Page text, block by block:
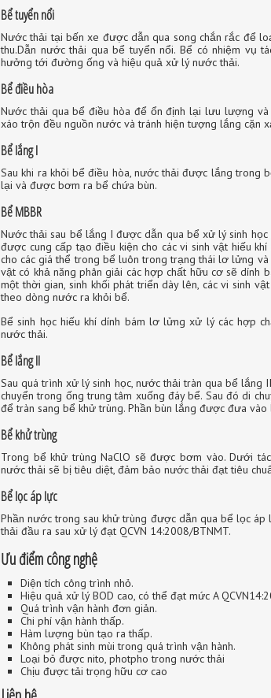
Bể tuyển nổi
Nước thải tại bến xe được dẫn qua song chắn rắc để
thu.Dẫn nước thải qua bể tuyển nổi. Bể có nhiệm vụ
hưởng tới đường ống và hiệu quả xử lý nước thải.
Bể điều hòa
Nước thải qua bể điều hòa để ổn định lại lưu lượng
xáo trộn đều nguồn nước và tránh hiện tượng lắng cặn
Bể lắng I
Sau khi ra khỏi bể điều hòa, nước thải được lắng trong
lại và được bơm ra bể chứa bùn.
Bể MBBR
Nước thải sau bể lắng I được dẫn qua bể xử lý sinh học
được cung cấp tạo điều kiện cho các vi sinh vật hiếu
cho các giá thể trong bể luôn trong trạng thái lơ lửng
vật có khả năng phân giải các hợp chất hữu cơ sẽ dính
một thời gian, sinh khối phát triển dày lên, các vi sinh
theo dòng nước ra khỏi bể.
Bể sinh học hiếu khí dính bám lơ lửng xử lý các hợp
nước thải.
Bể lắng II
Sau quá trình xử lý sinh học, nước thải tràn qua bể
chuyển trong ống trung tâm xuống đáy bể. Sau đó di
để tràn sang bể khử trùng. Phần bùn lắng được đưa
Bể khử trùng
Trong bể khử trùng NaClO sẽ được bơm vào. Dưới
nước thải sẽ bị tiêu diệt, đảm bảo nước thải đạt tiêu
Bể lọc áp lực
Phần nước trong sau khử trùng được dẫn qua bể lọc
thải đầu ra sau xử lý đạt QCVN 14:2008/BTNMT.
Ưu điểm công nghệ
Diện tích công trình nhỏ.
Hiệu quả xử lý BOD cao, có thể đạt mức A
Quá trình vận hành đơn giản.
Chi phí vận hành thấp.
Hàm lượng bùn tạo ra thấp.
Không phát sinh mùi trong quá trình vận hành.
Loại bỏ được nito, photpho trong nước thải
Chịu được tải trọng hữu cơ cao